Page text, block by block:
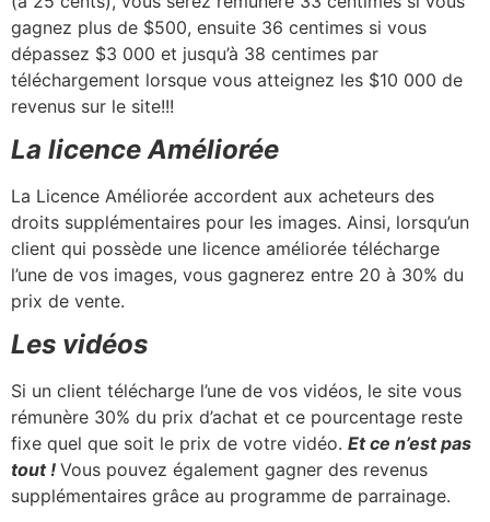
gagnez plus de $500, ensuite 36 centimes si vous
dépassez $3 000 et jusqu’à 38 centimes par
téléchargement lorsque vous atteignez les $10 000 de
revenus sur le site!!!
La licence Améliorée
La Licence Améliorée accordent aux acheteurs des
droits supplémentaires pour les images. Ainsi, lorsqu’un
client qui possède une licence améliorée télécharge
l’une de vos images, vous gagnerez entre 20 à 30% du
prix de vente.
Les vidéos
Si un client télécharge l’une de vos vidéos, le site vous
rémunère 30% du prix d’achat et ce pourcentage reste
fixe quel que soit le prix de votre vidéo. Et ce n’est pas
tout ! Vous pouvez également gagner des revenus
supplémentaires grâce au programme de parrainage.